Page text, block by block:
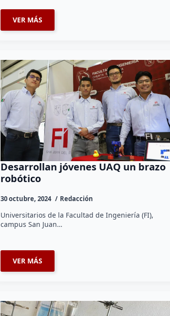
VER MÁS
Desarrollan jóvenes UAQ un brazo
robótico
30 octubre, 2024 Redacción
Universitarios de la Facultad de Ingeniería (FI),
campus San Juan…
VER MÁS